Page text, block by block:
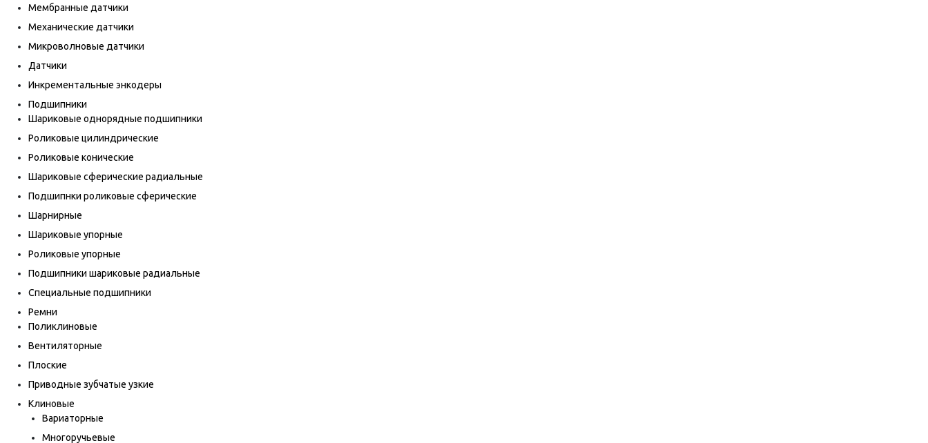
Мембранные датчики
Механические датчики
Микроволновые датчики
Датчики
Инкрементальные энкодеры
Подшипники
Шариковые однорядные подшипники
Роликовые цилиндрические
Роликовые конические
Шариковые сферические радиальные
Подшипнки роликовые сферические
Шарнирные
Шариковые упорные
Роликовые упорные
Подшипники шариковые радиальные
Специальные подшипники
Ремни
Поликлиновые
Вентиляторные
Плоские
Приводные зубчатые узкие
Клиновые
Вариаторные
Многоручьевые